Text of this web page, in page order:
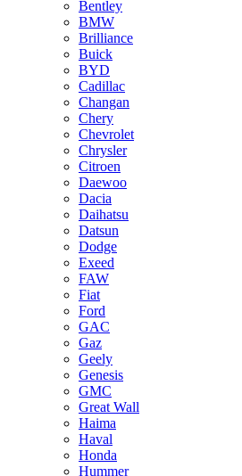
Bentley
BMW
Brilliance
Buick
BYD
Cadillac
Changan
Chery
Chevrolet
Chrysler
Citroen
Daewoo
Dacia
Daihatsu
Datsun
Dodge
Exeed
FAW
Fiat
Ford
GAC
Gaz
Geely
Genesis
GMC
Great Wall
Haima
Haval
Honda
Hummer